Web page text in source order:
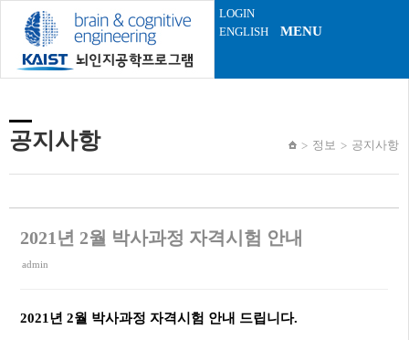
LOGIN
ENGLISH
MENU
공지사항 정보 공지사항
2021년 2월 박사과정 자격시험 안내
admin
2021 년 2월 박사과정 자격시험 안내 드립니다.